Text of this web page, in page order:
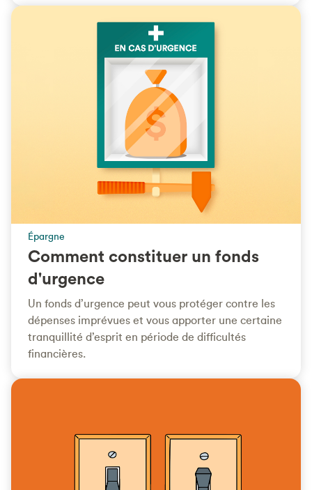
Épargne
Comment constituer un fonds
d'urgence
Un fonds d’urgence peut vous protéger contre les
dépenses imprévues et vous apporter une certaine
tranquillité d’esprit en période de difficultés
financières.